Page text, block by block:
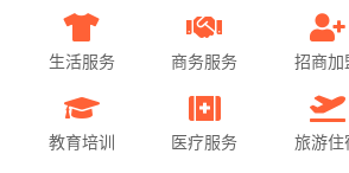
生活服务 商务服务 招商加
教育培训 医疗服务 旅游住